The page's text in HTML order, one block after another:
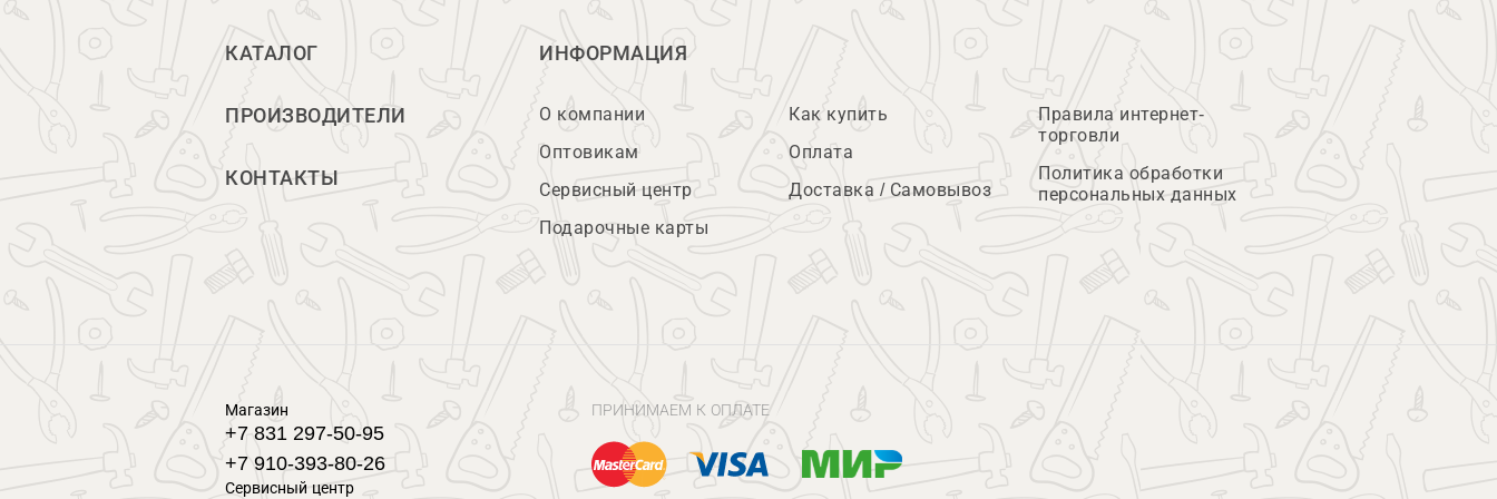
КАТАЛОГ
ПРОИЗВОДИТЕЛИ
КОНТАКТЫ
ИНФОРМАЦИЯ
О компании
Оптовикам
Сервисный центр
Подарочные карты
Как купить
Оплата
Доставка / Самовывоз
Правила интернет-
торговли
Политика обработки
персональных данных
Магазин
+7 831 297-50-95
+7 910-393-80-26
Сервисный центр
ПРИНИМАЕМ К ОПЛАТЕ